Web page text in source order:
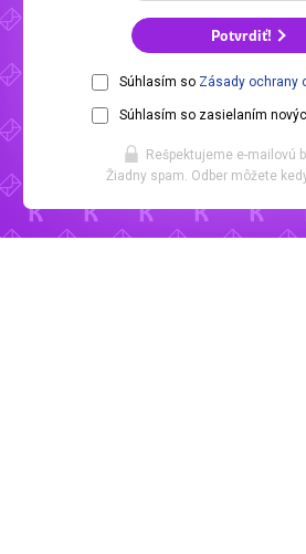
Potvrdiť!
Súhlasím so Zásady ochrany
Súhlasím so zasielaním
Rešpektujeme e-mailovú
Žiadny spam. Odber môžete